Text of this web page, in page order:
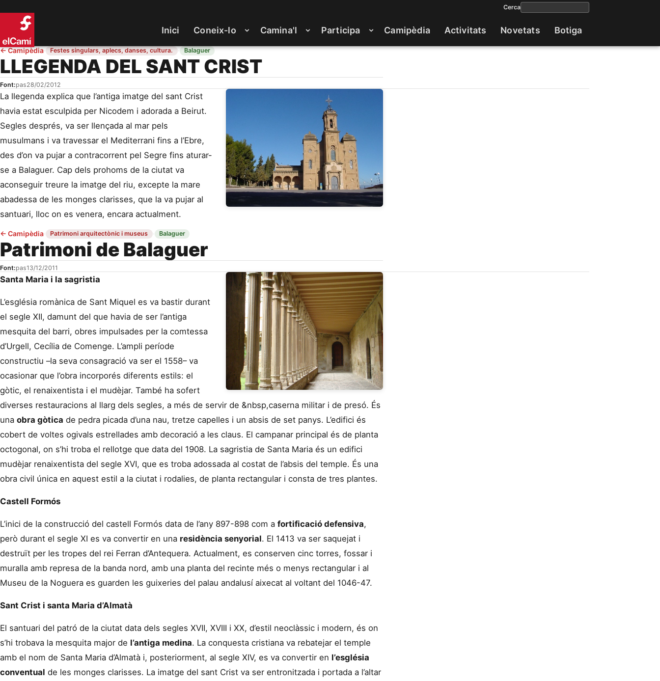
Cerca
Inici Coneix-lo Camina'l Participa Camipèdia Activitats Novetats Botiga
←Camipèdia· Festes singulars, aplecs, danses, cultura. · Balaguer
LLEGENDA DEL SANT CRIST
Font:pas28/02/2012
La llegenda explica que l’antiga imatge del sant Crist
havia estat esculpida per Nicodem i adorada a Beirut.
Segles després, va ser llençada al mar pels
musulmans i va travessar el Mediterrani fins a l’Ebre,
des d’on va pujar a contracorrent pel Segre fins aturar-
se a Balaguer. Cap dels prohoms de la ciutat va
aconseguir treure la imatge del riu, excepte la mare
abadessa de les monges clarisses, que la va pujar al
santuari, lloc on es venera, encara actualment.
← Camipèdia· Patrimoni arquitectònic i museus · Balaguer
Patrimoni de Balaguer
Font:pas13/12/2011
Santa Maria i la sagristia
L’església romànica de Sant Miquel es va bastir durant
el segle XII, damunt del que havia de ser l’antiga
mesquita del barri, obres impulsades per la comtessa
d’Urgell, Cecília de Comenge. L’ampli període
constructiu –la seva consagració va ser el 1558– va
ocasionar que l’obra incorporés diferents estils: el
gòtic, el renaixentista i el mudèjar. També ha sofert
diverses restauracions al llarg dels segles, a més de servir de &nbsp,caserna militar i de presó. És
una obra gòtica de pedra picada d’una nau, tretze capelles i un absis de set panys. L’edifici és
cobert de voltes ogivals estrellades amb decoració a les claus. El campanar principal és de planta
octogonal, on s’hi troba el rellotge que data del 1908. La sagristia de Santa Maria és un edifici
mudèjar renaixentista del segle XVI, que es troba adossada al costat de l’absis del temple. És una
obra civil única en aquest estil a la ciutat i rodalies, de planta rectangular i consta de tres plantes.
Castell Formós
L’inici de la construcció del castell Formós data de l’any 897-898 com a fortificació defensiva,
però durant el segle XI es va convertir en una residència senyorial. El 1413 va ser saquejat i
destruït per les tropes del rei Ferran d’Antequera. Actualment, es conserven cinc torres, fossar i
muralla amb represa de la banda nord, amb una planta del recinte més o menys rectangular i al
Museu de la Noguera es guarden les guixeries del palau andalusí aixecat al voltant del 1046-47.
Sant Crist i santa Maria d’Almatà
El santuari del patró de la ciutat data dels segles XVII, XVIII i XX, d’estil neoclàssic i modern, és on
s’hi trobava la mesquita major de l’antiga medina. La conquesta cristiana va rebatejar el temple
amb el nom de Santa Maria d’Almatà i, posteriorment, al segle XIV, es va convertir en l’església
conventual de les monges clarisses. La imatge del sant Crist va ser entronitzada i portada a l’altar